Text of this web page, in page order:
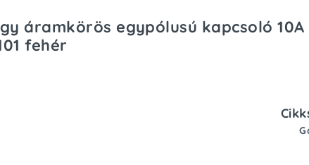
áramkörös egypólusú kapcsoló
fehér